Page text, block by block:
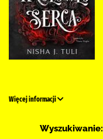
Więcej informacji
Wyszukiwanie: